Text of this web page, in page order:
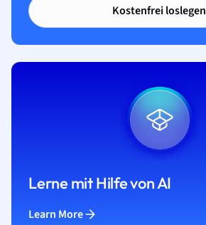
Kostenfrei loslegen
Lerne mit Hilfe von AI
Learn More